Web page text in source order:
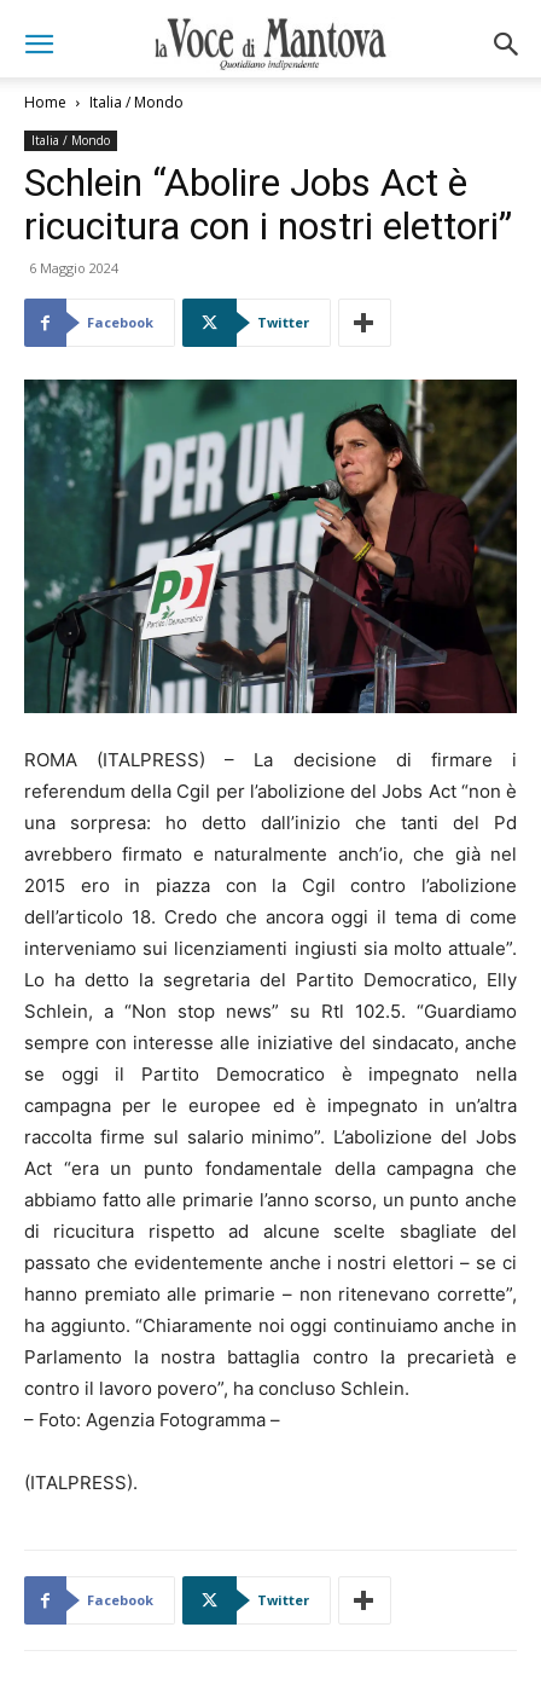
Home Italia / Mondo
Italia / Mondo
Schlein “Abolire Jobs Act è
ricucitura con i nostri elettori”
6 Maggio 2024
Facebook Twitter
ROMA (ITALPRESS) – La decisione di firmare i
referendum della Cgil per l’abolizione del Jobs Act “non è
una sorpresa: ho detto dall’inizio che tanti del Pd
avrebbero firmato e naturalmente anch’io, che già nel
2015 ero in piazza con la Cgil contro l’abolizione
dell’articolo 18. Credo che ancora oggi il tema di come
interveniamo sui licenziamenti ingiusti sia molto attuale”.
Lo ha detto la segretaria del Partito Democratico, Elly
Schlein, a “Non stop news” su Rtl 102.5. “Guardiamo
sempre con interesse alle iniziative del sindacato, anche
se oggi il Partito Democratico è impegnato nella
campagna per le europee ed è impegnato in un’altra
raccolta firme sul salario minimo”. L’abolizione del Jobs
Act “era un punto fondamentale della campagna che
abbiamo fatto alle primarie l’anno scorso, un punto anche
di ricucitura rispetto ad alcune scelte sbagliate del
passato che evidentemente anche i nostri elettori – se ci
hanno premiato alle primarie – non ritenevano corrette”,
ha aggiunto. “Chiaramente noi oggi continuiamo anche in
Parlamento la nostra battaglia contro la precarietà e
contro il lavoro povero”, ha concluso Schlein.
– Foto: Agenzia Fotogramma –
(ITALPRESS).
Facebook Twitter